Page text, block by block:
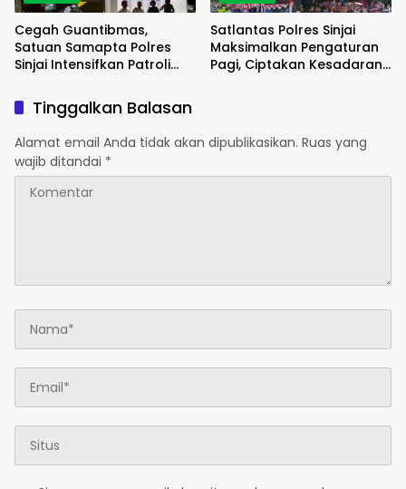
Cegah Guantibmas,
Satuan Samapta Polres
Sinjai Intensifkan Patroli
Satlantas Polres Sinjai
Maksimalkan Pengaturan
Pagi, Ciptakan Kesadaran
Tinggalkan Balasan
Alamat email Anda tidak akan dipublikasikan. Ruas yang
wajib ditandai *